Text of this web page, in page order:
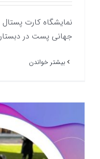
نمایشگاه کارت
جهانی پست در دبستان گلهای
بیشتر خواندن